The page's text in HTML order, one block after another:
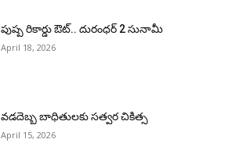
పుష్ప రికార్డు ఔట్‌.. దురంధ‌ర్ 2 సునామీ
April 18, 2026
వడదెబ్బ బాధితులకు సత్వర చికిత్స
April 15, 2026